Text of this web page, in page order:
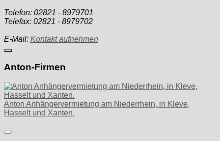
Telefon: 02821 - 8979701
Telefax: 02821 - 8979702
E-Mail: Kontakt aufnehmen
Anton-Firmen
Anton Anhängervermietung am Niederrhein, in Kleve,
Hasselt und Xanten.